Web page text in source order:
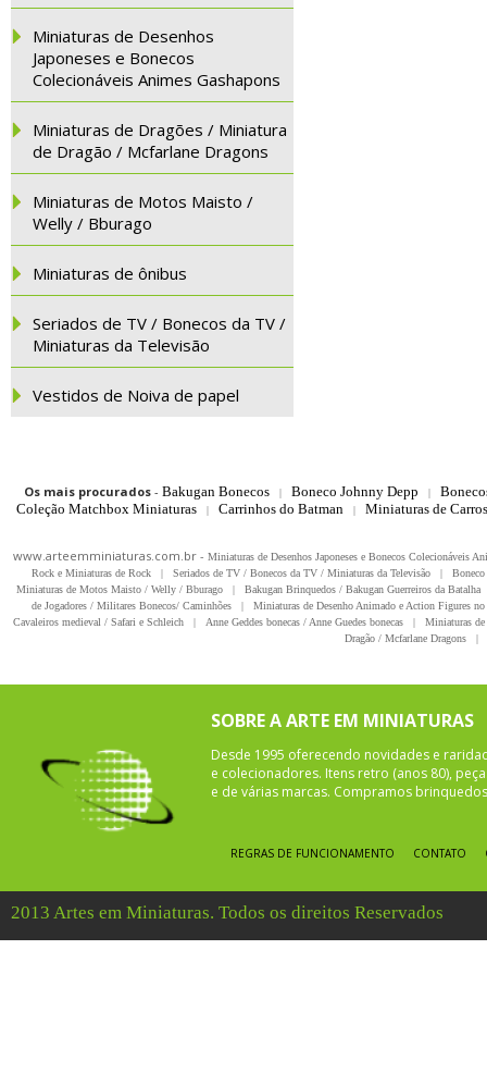
Miniaturas de Desenhos
Japoneses e Bonecos
Colecionáveis Animes Gashapons
Miniaturas de Dragões / Miniatura
de Dragão / Mcfarlane Dragons
Miniaturas de Motos Maisto /
Welly / Bburago
Miniaturas de ônibus
Seriados de TV / Bonecos da TV /
Miniaturas da Televisão
Vestidos de Noiva de papel
Os mais procurados- Bakugan Bonecos | Boneco Johnny Depp |
Coleção Matchbox Miniaturas
| Carrinhos do Batman | Miniaturas de
www.arteemminiaturas.com.br - Miniaturas de Desenhos Japoneses e Bonecos Colecionáveis
Rock e Miniaturas de Rock
| Seriados de TV / Bonecos da TV / Miniaturas da Televisão |
Miniaturas de Motos Maisto / Welly / Bburago
| Bakugan Brinquedos / Bakugan Guerreiros da Batalha
de Jogadores / Militares Bonecos/ Caminhões
|
Miniaturas de Desenho Animado e Action Figures
Cavaleiros medieval / Safari e Schleich
| Anne Geddes bonecas / Anne Guedes bonecas |
Miniaturas
Dragão / Mcfarlane Dragons
|
SOBRE A ARTE EM MINIATURAS
Desde 1995 oferecendo novidades e
e colecionadores. Itens retro (anos 80),
e de várias marcas. Compramos
REGRAS DE FUNCIONAMENTO CONTATO
2013 Artes em Miniaturas. Todos os direitos Reservados